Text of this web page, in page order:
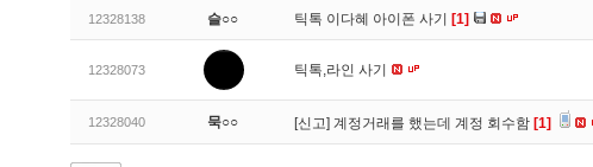
12328138 슬○○ 틱톡 이다혜 아이폰 사기 [1]
12328073 틱톡,라인 사기
12328040 묵○○ [신고] 계정거래를 했는데 계정 회수함 [1]